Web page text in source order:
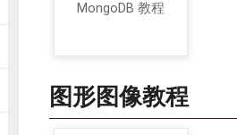
MongoDB 教程
图形图像教程